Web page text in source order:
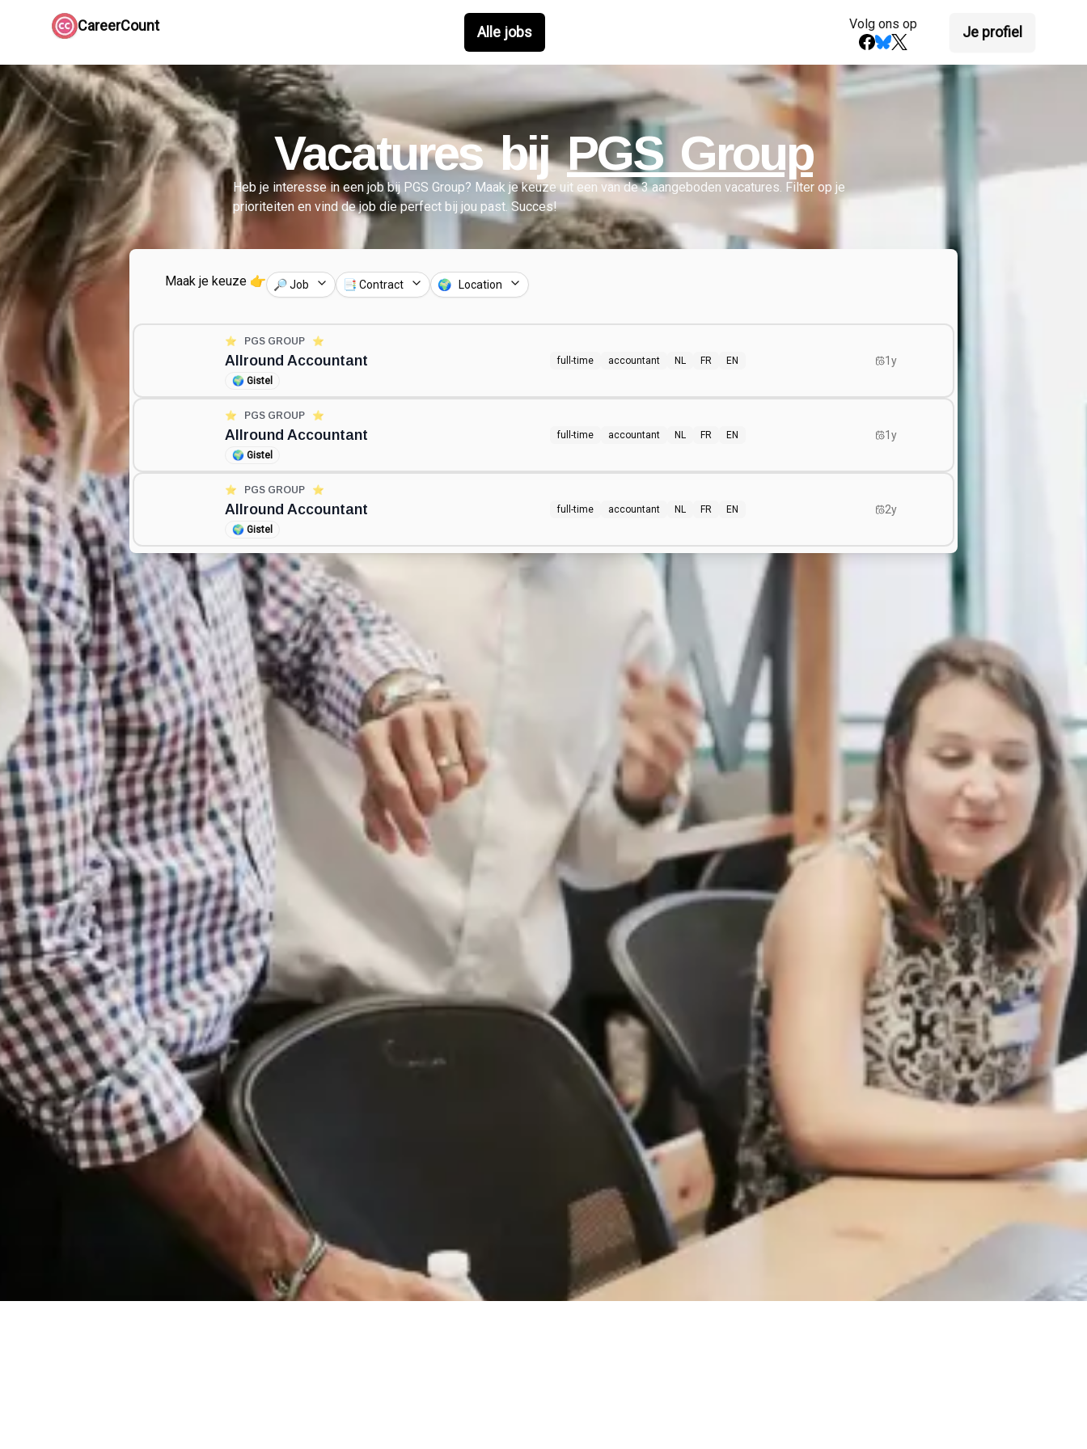
CareerCount Alle jobs Volg ons op Je profiel
Vacatures bij PGS Group
Heb je interesse in een job bij PGS Group? Maak je keuze uit een van de3aangeboden vacatures. Filter op je
prioriteiten en vind de job die perfect bij jou past. Succes!
Maak je keuze 👉 🔎 Job 📑 Contract 🌍 Location
⭐️ PGS GROUP ⭐️
Allround Accountant
🌍 Gistel
full-time accountant NL FR EN 1y
⭐️ PGS GROUP ⭐️
Allround Accountant
🌍 Gistel
full-time accountant NL FR EN 1y
⭐️ PGS GROUP ⭐️
Allround Accountant
🌍 Gistel
full-time accountant NL FR EN 2y